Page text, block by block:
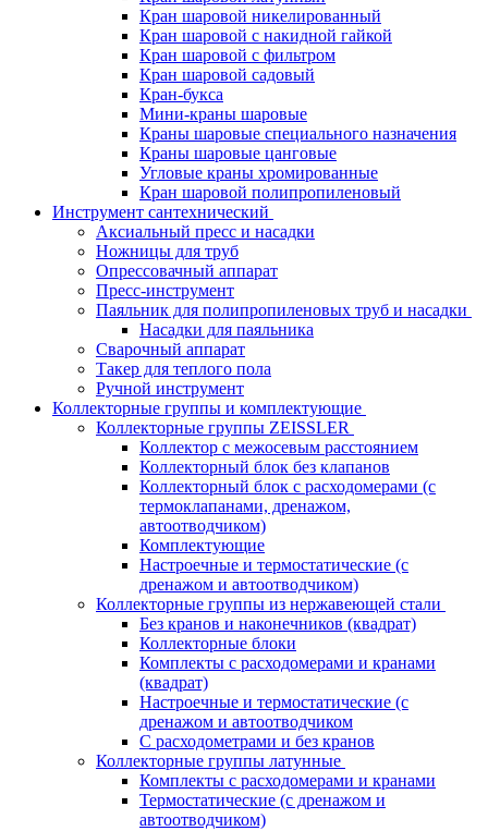
Кран шаровой никелированный
Кран шаровой с накидной гайкой
Кран шаровой с фильтром
Кран шаровой садовый
Кран-букса
Мини-краны шаровые
Краны шаровые специального назначения
Краны шаровые цанговые
Угловые краны хромированные
Кран шаровой полипропиленовый
Инструмент сантехнический
Аксиальный пресс и насадки
Ножницы для труб
Опрессовачный аппарат
Пресс-инструмент
Паяльник для полипропиленовых труб и насадки
Насадки для паяльника
Сварочный аппарат
Такер для теплого пола
Ручной инструмент
Коллекторные группы и комплектующие
Коллекторные группы ZEISSLER
Коллектор с межосевым расстоянием
Коллекторный блок без клапанов
Коллекторный блок с расходомерами (с
термоклапанами, дренажом,
автоотводчиком)
Комплектующие
Настроечные и термостатические (с
дренажом и автоотводчиком)
Коллекторные группы из нержавеющей стали
Без кранов и наконечников (квадрат)
Коллекторные блоки
Комплекты с расходомерами и кранами
(квадрат)
Настроечные и термостатические (с
дренажом и автоотводчиком
С расходометрами и без кранов
Коллекторные группы латунные
Комплекты с расходомерами и кранами
Термостатические (с дренажом и
автоотводчиком)